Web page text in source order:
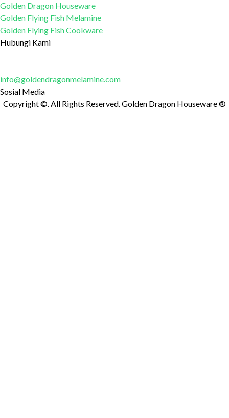
Golden Dragon Houseware
Golden Flying Fish Melamine
Golden Flying Fish Cookware
Hubungi Kami
info@goldendragonmelamine.com
Sosial Media
Copyright ©. All Rights Reserved. Golden Dragon Houseware ®